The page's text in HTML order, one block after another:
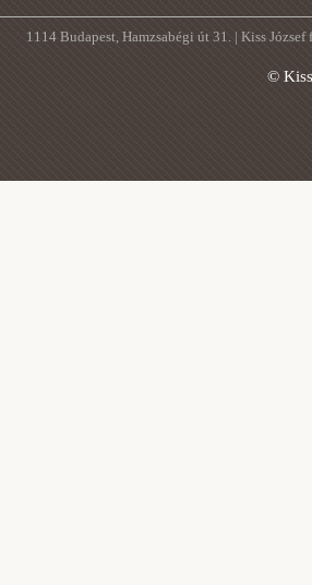
1114 Budapest, Hamzsabégi út 31. | Kiss
©